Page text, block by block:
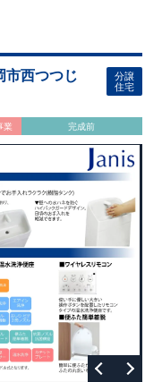
市西つつじ
分譲
住宅
業 完成前